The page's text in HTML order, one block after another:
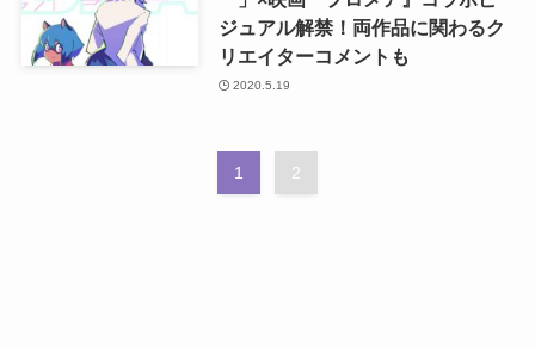
ジュアル解禁！両作品に関わるク
リエイターコメントも
2020.5.19
1 2